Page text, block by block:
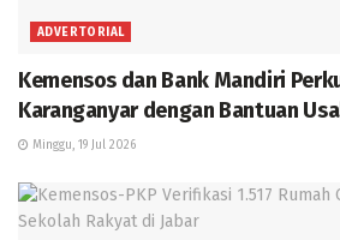
ADVERTORIAL
Kemensos dan Bank Mandiri
Karanganyar dengan Bantuan
Minggu, 19 Jul 2026